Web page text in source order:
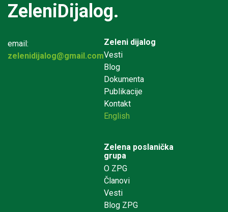
ZeleniDijalog.
email:
zelenidijalog@gmail.com
Zeleni dijalog
Vesti
Blog
Dokumenta
Publikacije
Kontakt
English
Zelena poslanička
grupa
O ZPG
Članovi
Vesti
Blog ZPG